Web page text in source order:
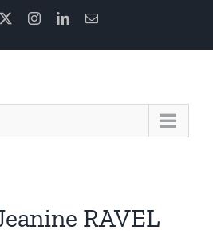
InstagramLinkedInEmail
RAVEL